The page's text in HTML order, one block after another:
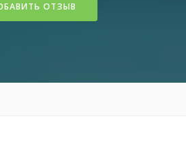
ОТЗЫВ